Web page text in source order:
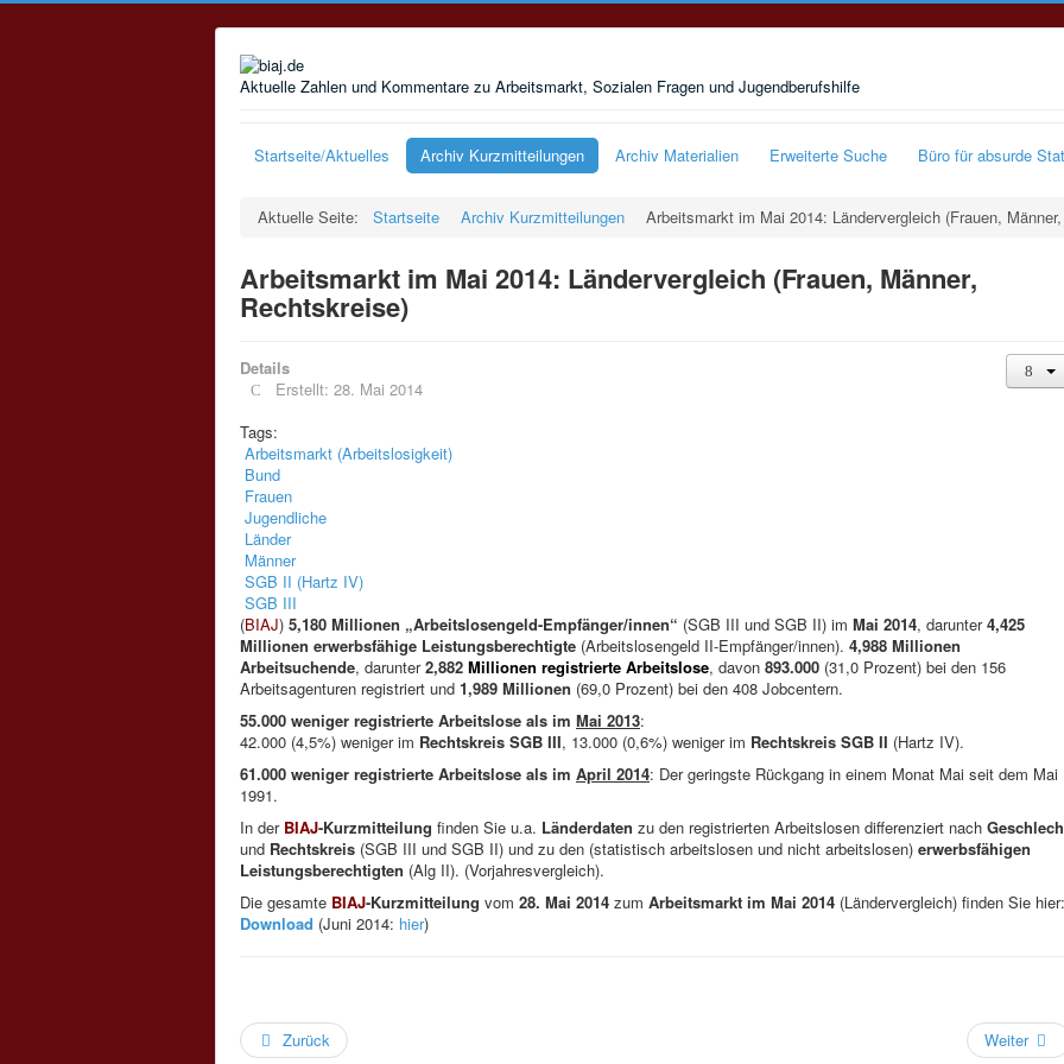
Aktuelle Zahlen und Kommentare zu Arbeitsmarkt, Sozialen Fragen und Jugendberufshilfe
Startseite/Aktuelles Archiv Kurzmitteilungen Archiv Materialien Erweiterte Suche Büro für absurde
Aktuelle Seite: Startseite Archiv Kurzmitteilungen Arbeitsmarkt im Mai 2014: Ländervergleich (Frauen,
Arbeitsmarkt im Mai 2014: Ländervergleich (Frauen, Männer,
Rechtskreise)
Details
Erstellt: 28. Mai 2014
Tags:
Arbeitsmarkt (Arbeitslosigkeit)
Bund
Frauen
Jugendliche
Länder
Männer
SGB II (Hartz IV)
SGB III
(BIAJ) 5,180 Millionen „Arbeitslosengeld-Empfänger/innen“ (SGB III und SGB II) im Mai 2014, darunter4,425
Millionen erwerbsfähige Leistungsberechtigte (Arbeitslosengeld II-Empfänger/innen). 4,988 Millionen
Arbeitsuchende, darunter2,882 Millionen registrierte Arbeitslose, davon 893.000 (31,0 Prozent) bei den 156
Arbeitsagenturen registriert und 1,989 Millionen (69,0 Prozent) bei den 408 Jobcentern.
55.000 weniger registrierte Arbeitslose als im Mai 2013:
42.000 (4,5%) weniger im Rechtskreis SGB III, 13.000 (0,6%) weniger im Rechtskreis SGB II (Hartz IV).
61.000 weniger registrierte Arbeitslose als im April 2014: Der geringste Rückgang in einem Monat Mai seit dem Mai
1991.
In der BIAJ-Kurzmitteilung finden Sie u.a. Länderdaten zu den registrierten Arbeitslosen differenziert nach
und Rechtskreis (SGB III und SGB II) und zu den (statistisch arbeitslosen und nicht arbeitslosen) erwerbsfähigen
Leistungsberechtigten (Alg II). (Vorjahresvergleich).
Die gesamte BIAJ-Kurzmitteilung vom 28. Mai 2014 zum Arbeitsmarkt im Mai 2014 (Ländervergleich) finden Sie hier:
Download (Juni 2014: hier)
Zurück Weiter